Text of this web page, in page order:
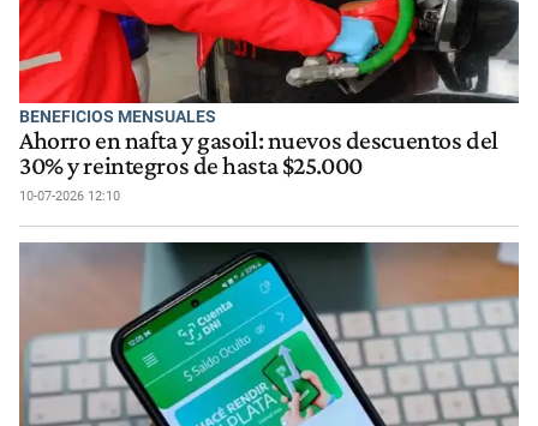
BENEFICIOS MENSUALES
Ahorro en nafta y gasoil: nuevos descuentos del
30% y reintegros de hasta $25.000
10-07-2026 12:10